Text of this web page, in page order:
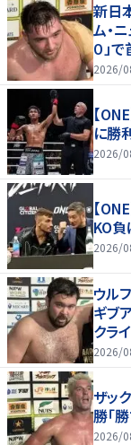
新日
ム・
０」
2026/
【
に勝
2026/
【
KO負
2026/
ウル
ギブ
クラ
2026/
ザッ
勝「
2026/